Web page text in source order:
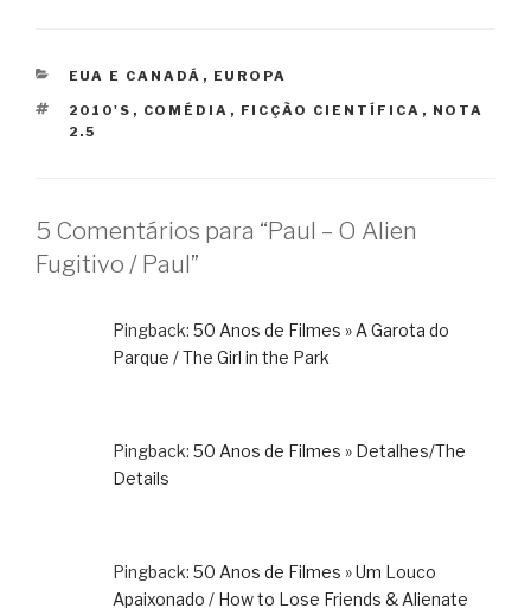
CATEGORIAS
EUA E CANADÁ , EUROPA
TAGS
2010'S , COMÉDIA , FICÇÃO CIENTÍFICA , NOTA
2.5
5 Comentários para “Paul – O Alien
Fugitivo / Paul”
Pingback: 50 Anos de Filmes » A Garota do
Parque / The Girl in the Park
Pingback: 50 Anos de Filmes » Detalhes/The
Details
Pingback: 50 Anos de Filmes » Um Louco
Apaixonado / How to Lose Friends & Alienate